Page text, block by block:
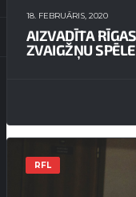
18. FEBRUĀRIS, 2020
AIZVADĪTA
ZVAIGŽŅU SPĒLE
RFL